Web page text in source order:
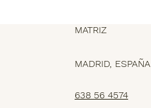
MATRIZ
MADRID, ESPAÑA
638 56 4574